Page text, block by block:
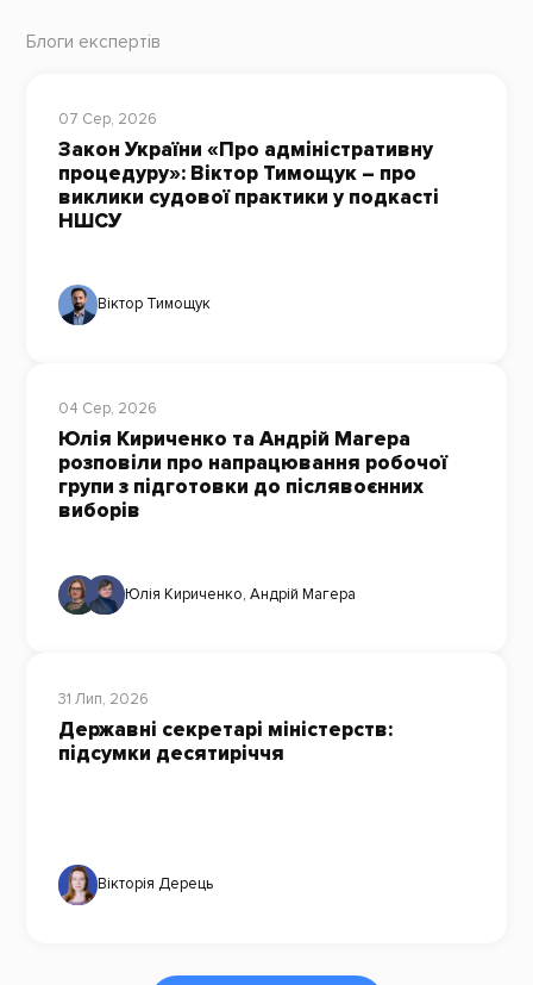
Блоги експертів
07 Сер, 2026
Закон України «Про адміністративну
процедуру»: Віктор Тимощук – про
виклики судової практики у подкасті
НШСУ
Віктор Тимощук
04 Сер, 2026
Юлія Кириченко та Андрій Магера
розповіли про напрацювання робочої
групи з підготовки до післявоєнних
виборів
Юлія Кириченко, Андрій Магера
31 Лип, 2026
Державні секретарі міністерств:
підсумки десятиріччя
Вікторія Дерець